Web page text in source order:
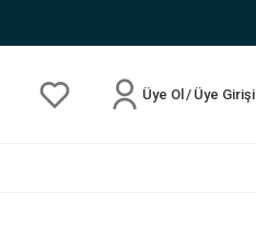
Üye Ol / Üye Girişi